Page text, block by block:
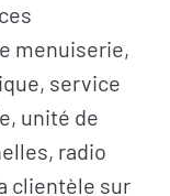
menuiserie,
service
unité de
radio
clientèle sur